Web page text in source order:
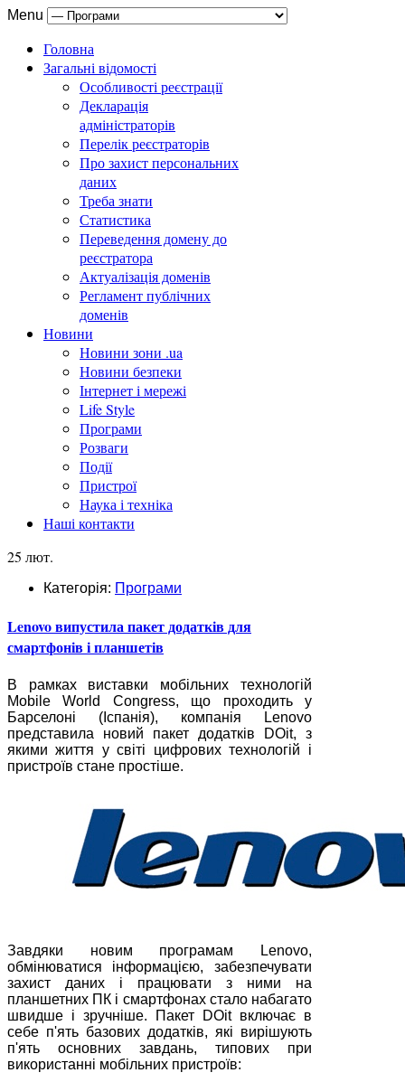
Menu
Головна
Загальні відомості
Особливості реєстрації
Декларація
адміністраторів
Перелік реєстраторів
Про захист персональних
даних
Треба знати
Статистика
Переведення домену до
реєстратора
Актуалізація доменів
Регламент публічних
доменів
Новини
Новини зони .ua
Новини безпеки
Інтернет і мережі
Life Style
Програми
Розваги
Події
Пристрої
Наука і техніка
Наші контакти
25 лют.
Категорія: Програми
Lenovo випустила пакет додатків для
смартфонів і планшетів
В рамках виставки мобільних технологій
Mobile World Congress, що проходить у
Барселоні (Іспанія), компанія Lenovo
представила новий пакет додатків DOit, з
якими життя у світі цифрових технологій і
пристроїв стане простіше.
Завдяки новим програмам Lenovo,
обмінюватися інформацією, забезпечувати
захист даних і працювати з ними на
планшетних ПК і смартфонах стало набагато
швидше і зручніше. Пакет DOit включає в
себе п'ять базових додатків, які вирішують
п'ять основних завдань, типових при
використанні мобільних пристроїв: